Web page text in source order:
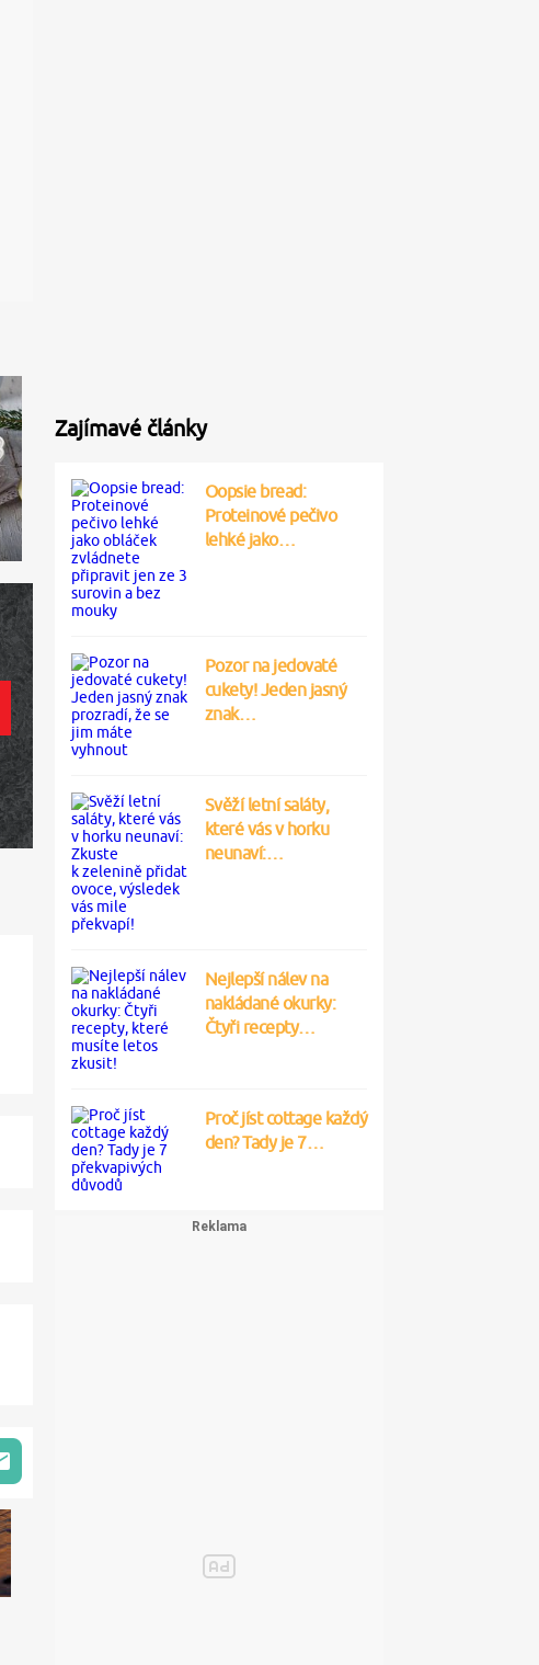
Zajímavé články
Oopsie bread:
Proteinové pečivo
lehké jako…
Pozor na jedovaté
cukety! Jeden jasný
znak…
Svěží letní saláty,
které vás v horku
neunaví:…
Nejlepší nálev na
nakládané okurky:
Čtyři recepty…
Proč jíst cottage každý
den? Tady je 7…